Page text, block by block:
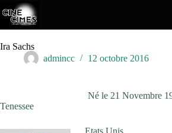
Passer
au
contenu
Ira Sachs
admincc
12 octobre 2016
Né le 21 Novembre 1965,
Tenessee
Etats Unis